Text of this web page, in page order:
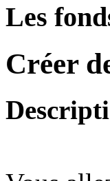
Les
Créer